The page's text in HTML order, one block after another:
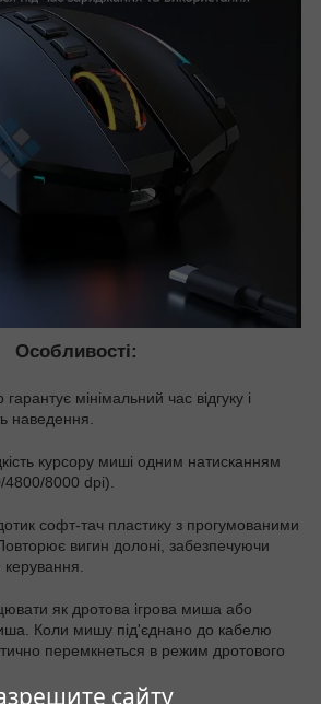
сайту
Особливості:
мінімальний час відгуку і
наведення.
курсору миші одним натисканням
8000 dpi).
софт-тач пластику з прогумованими
вигин долоні, забезпечуючи
керування.
як дротова ігрова миша або
Коли мишу під'єднано до кабелю
перемкнеться в режим дротового